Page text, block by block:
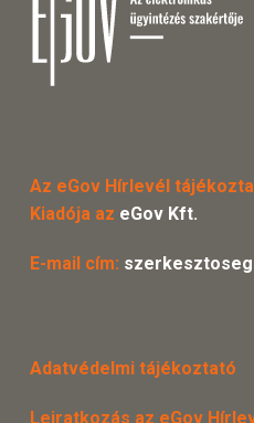
Az eGov Hírlevél
Kiadója az eGov Kft.
E-mail cím:
Adatvédelmi tájékoztató
Leiratkozás az eGov